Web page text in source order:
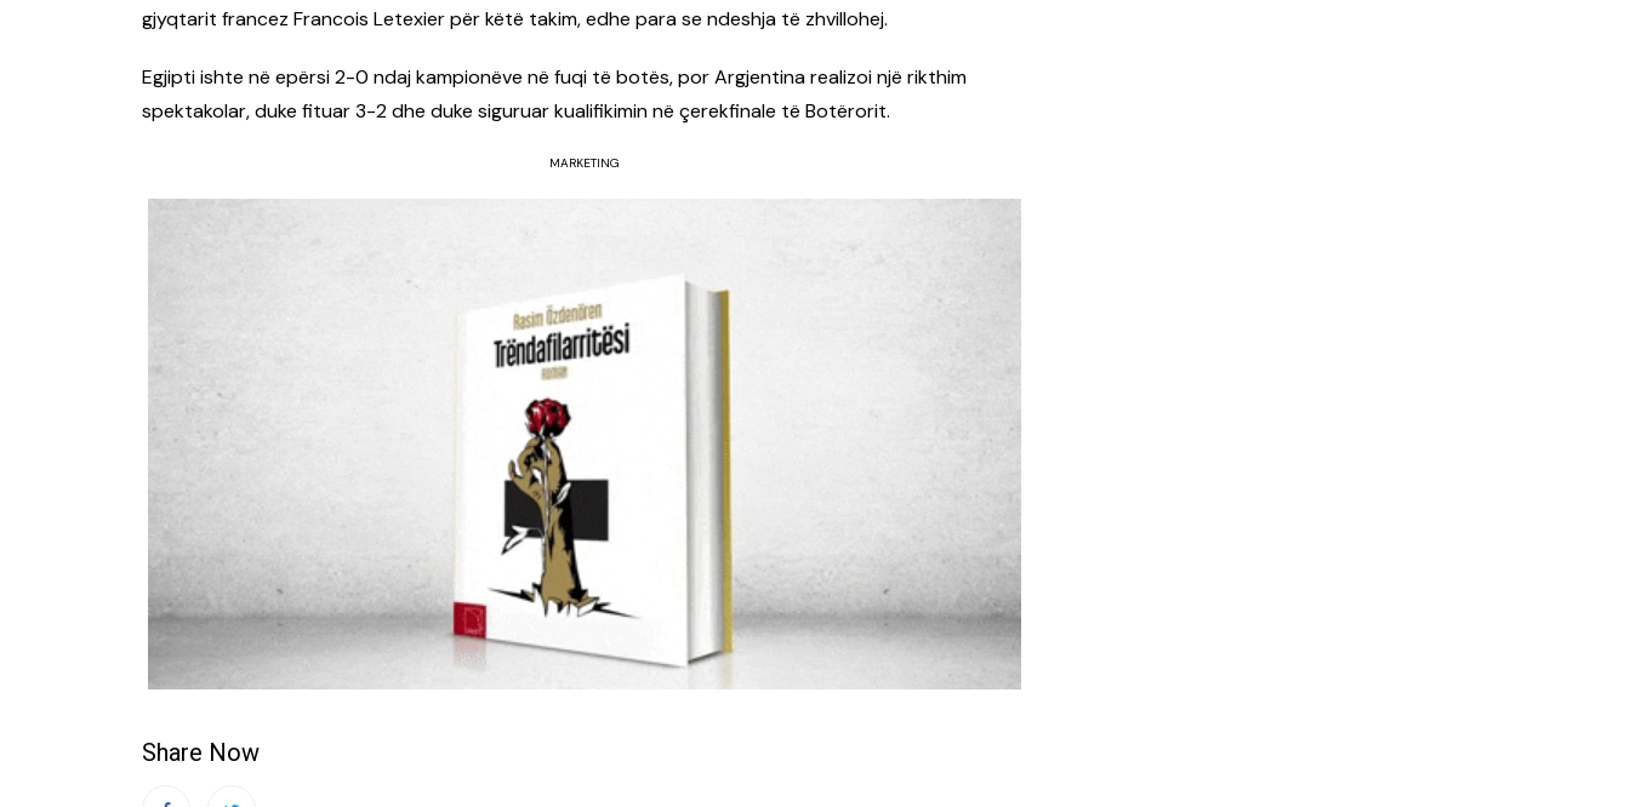
gjyqtarit francez Francois Letexier për këtë takim, edhe para se ndeshja të zhvillohej.
Egjipti ishte në epërsi 2-0 ndaj kampionëve në fuqi të botës, por Argjentina realizoi një rikthim
spektakolar, duke fituar 3-2 dhe duke siguruar kualifikimin në çerekfinale të Botërorit.
MARKETING
Share Now